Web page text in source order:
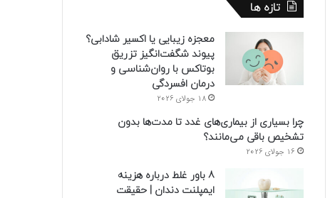
تازه ها
معجزه زیبایی یا اکسیر شادابی؟
پیوند شگفت‌انگیز تزریق
بوتاکس با روان‌شناسی و
درمان افسردگی
18 جولای 2026
چرا بسیاری از بیماری‌های غدد تا مدت‌ها بدون
تشخیص باقی می‌مانند؟
16 جولای 2026
8 باور غلط درباره هزینه
ایمپلنت دندان | حقیقت